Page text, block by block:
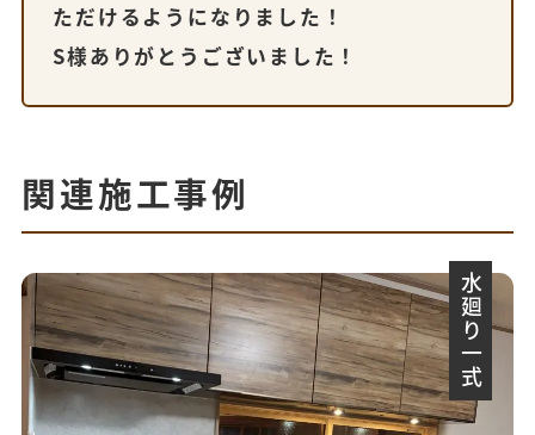
ただけるようになりました！
S様ありがとうございました！
関連施工事例
水廻り一式